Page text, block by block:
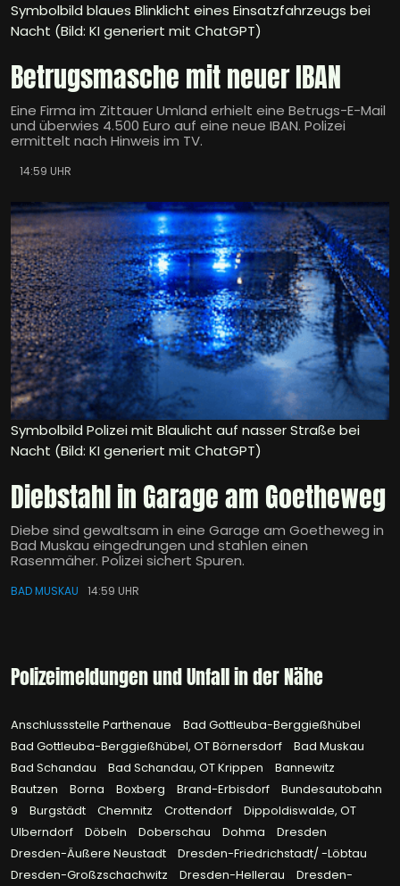
Symbolbild blaues Blinklicht eines Einsatzfahrzeugs bei
Nacht (Bild: KI generiert mit ChatGPT)
Betrugsmasche mit neuer IBAN
Eine Firma im Zittauer Umland erhielt eine Betrugs-E-Mail
und überwies 4.500 Euro auf eine neue IBAN. Polizei
ermittelt nach Hinweis im TV.
14:59 UHR
Symbolbild Polizei mit Blaulicht auf nasser Straße bei
Nacht (Bild: KI generiert mit ChatGPT)
Diebstahl in Garage am Goetheweg
Diebe sind gewaltsam in eine Garage am Goetheweg in
Bad Muskau eingedrungen und stahlen einen
Rasenmäher. Polizei sichert Spuren.
BAD MUSKAU 14:59 UHR
Polizeimeldungen und Unfall in der Nähe
Anschlussstelle Parthenaue
Bad Gottleuba-Berggießhübel
Bad Gottleuba-Berggießhübel, OT Börnersdorf
Bad Muskau
Bad Schandau
Bad Schandau, OT Krippen
Bannewitz
Bautzen
Borna Boxberg Brand-Erbisdorf
Bundesautobahn
9
Burgstädt Chemnitz Crottendorf
Dippoldiswalde, OT
Ulberndorf
Döbeln Doberschau Dohma
Dresden
Dresden-Äußere Neustadt
Dresden-Friedrichstadt/ -Löbtau
Dresden-Großzschachwitz
Dresden-Hellerau
Dresden-